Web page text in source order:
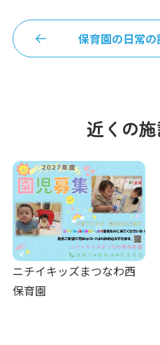
保育園の日常
近くの
ニチイキッズまつなわ西
保育園